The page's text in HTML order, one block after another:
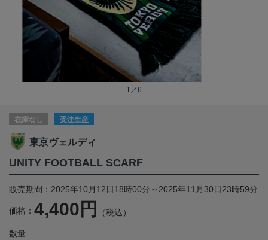
1／6
在庫なし 受注生産
東京ヴェルディ
UNITY FOOTBALL SCARF
販売期間：2025年10月12日18時00分～2025年11月30日23時59分
価格： 4,400円 （税込）
数量